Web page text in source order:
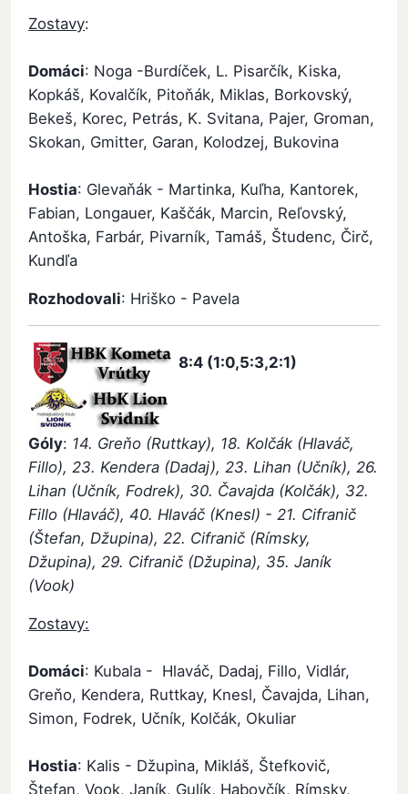
Zostavy:
Domáci: Noga -Burdíček, L. Pisarčík, Kiska,
Kopkáš, Kovalčík, Pitoňák, Miklas, Borkovský,
Bekeš, Korec, Petrás, K. Svitana, Pajer, Groman,
Skokan, Gmitter, Garan, Kolodzej, Bukovina
Hostia: Glevaňák - Martinka, Kuľha, Kantorek,
Fabian, Longauer, Kaščák, Marcin, Reľovský,
Antoška, Farbár, Pivarník, Tamáš, Študenc, Čirč,
Kundľa
Rozhodovali: Hriško - Pavela
8:4 (1:0,5:3,2:1)
Góly: 14. Greňo (Ruttkay), 18. Kolčák (Hlaváč,
Fillo), 23. Kendera (Dadaj), 23. Lihan (Učník), 26.
Lihan (Učník, Fodrek), 30. Čavajda (Kolčák), 32.
Fillo (Hlaváč), 40. Hlaváč (Knesl) - 21. Cifranič
(Štefan, Džupina), 22. Cifranič (Rímsky,
Džupina), 29. Cifranič (Džupina), 35. Janík
(Vook)
Zostavy:
Domáci: Kubala - Hlaváč, Dadaj, Fillo, Vidlár,
Greňo, Kendera, Ruttkay, Knesl, Čavajda, Lihan,
Simon, Fodrek, Učník, Kolčák, Okuliar
Hostia: Kalis - Džupina, Mikláš, Štefkovič,
Štefan, Vook, Janík, Gulík, Habovčík, Rímsky,